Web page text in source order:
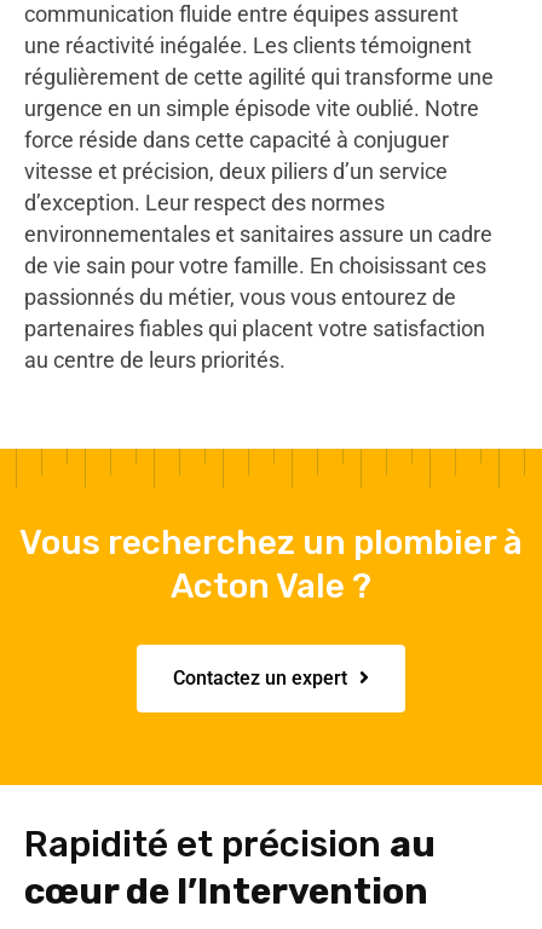
communication fluide entre équipes assurent
une réactivité inégalée. Les clients témoignent
régulièrement de cette agilité qui transforme une
urgence en un simple épisode vite oublié. Notre
force réside dans cette capacité à conjuguer
vitesse et précision, deux piliers d’un service
d’exception. Leur respect des normes
environnementales et sanitaires assure un cadre
de vie sain pour votre famille. En choisissant ces
passionnés du métier, vous vous entourez de
partenaires fiables qui placent votre satisfaction
au centre de leurs priorités.
Vous recherchez un plombier à
Acton Vale ?
Contactez un expert
Rapidité et précision au
cœur de l’Intervention